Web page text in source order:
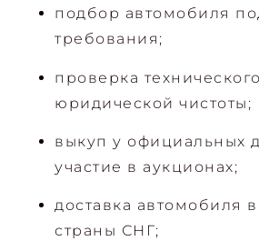
подбор автомобиля
требования;
проверка
юридической чистоты;
выкуп у официальных
участие в аукционах;
доставка автомобиля в
страны СНГ;